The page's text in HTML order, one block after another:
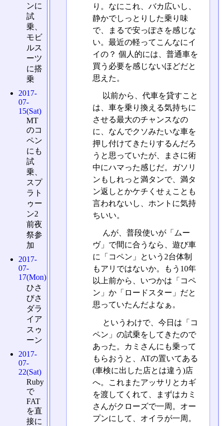
り。なにこれ、バカ広いし、
静かでしっとりした乗り味
で、まるで安っぽさを感じな
い。最近の軽ってこんなにイ
イの？ 個人的には、普通車を
買う必要を感じないほどだと
思えた。
以前から、代車を貸すこと
は、車を乗り換える気持ちに
させる最大のチャンスなの
に、なんでクソみたいな車を
押し付けてきたりするんだろ
うと思っていたが、まさに術
中にハマった感じだ。ガソリ
ンもしれっと満タンで、満タ
ン返しとかケチくせぇことも
言われないし、ホントに気持
ちいい。
んが、普段使いが「ムー
ヴ」で間に合うなら、遊び車
に「コペン」という2台体制
もアリではないか。もう10年
以上前から、いつかは「コペ
ン」か「ロードスター」だと
思っていたんだよなぁ。
というわけで、今日は「コ
ペン」の試乗をしてきたので
あった。カミさんにも乗って
もらおうと、ATの置いてある
(車検に出した店とは違う)店
へ。これまたアッサリとカギ
を渡してくれて、まずはカミ
さんがクローズで一周。オー
プンにして、オイラが一周。
ンに
試
乗、
モビ
ルス
ーツ
に搭
乗
2017-
07-
15(Sat)
MT
のコ
ペン
にも
試
乗、
スプ
ラト
ゥー
ン2
前夜
祭参
加
2017-
07-
17(Mon)
ひさ
びさ
ダラ
イア
スゥ
ーン
2017-
07-
22(Sat)
Ruby
で
FAT
を直
接に